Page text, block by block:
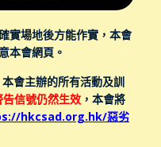
實場地後方能作實，本會
本會網頁。
會主辦的所有活動及訓
信號仍然生效 ，本會將
hkcsad.org.hk/惡劣